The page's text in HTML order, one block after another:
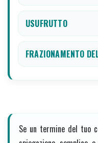
USUFRUTTO
FRAZIONAMENTO
Se un termine del tuo